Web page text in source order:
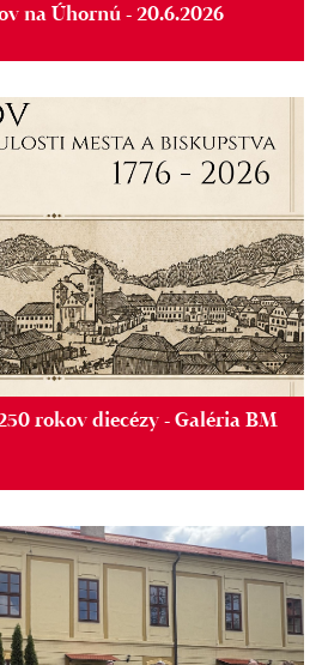
na Úhornú - 20.6.2026
rokov diecézy - Galéria BM